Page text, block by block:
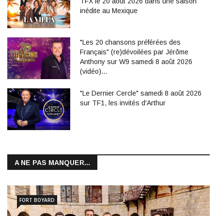
inédite au Mexique
"Les 20 chansons préférées des
Français" (re)dévoilées par Jérôme
Anthony sur W9 samedi 8 août 2026
(vidéo)…
"Le Dernier Cercle" samedi 8 août 2026
sur TF1, les invités d'Arthur
A NE PAS MANQUER...
FORT BOYARD